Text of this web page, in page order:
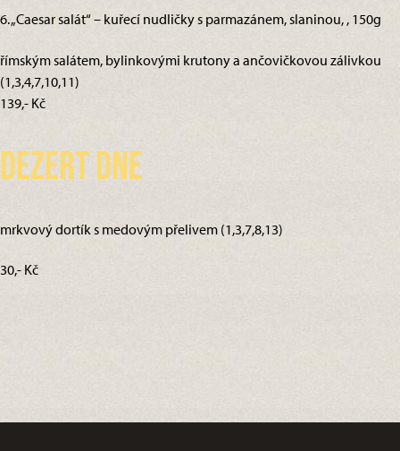
6. „Caesar salát“ – kuřecí nudličky s parmazánem, slaninou, , 150g
římským salátem, bylinkovými krutony a ančovičkovou zálivkou
(1,3,4,7,10,11)
139,- Kč
Dezert dne
mrkvový dortík s medovým přelivem (1,3,7,8,13)
30,- Kč